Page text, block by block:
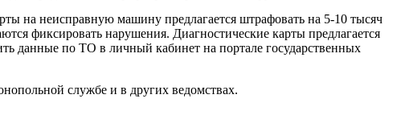
на неисправную машину предлагается штрафовать на 5-10 тысяч
фиксировать нарушения. Диагностические карты предлагается
данные по ТО в личный кабинет на портале государственных
службе и в других ведомствах.